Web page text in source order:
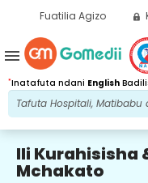
Fuatilia Agizo
*Inatafuta ndani English
menu
Ili Kurahisisha
Mchakato